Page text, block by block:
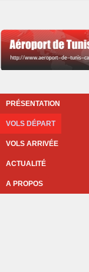
PRÉSENTATION
VOLS DÉPART
VOLS ARRIVÉE
ACTUALITÉ
A PROPOS